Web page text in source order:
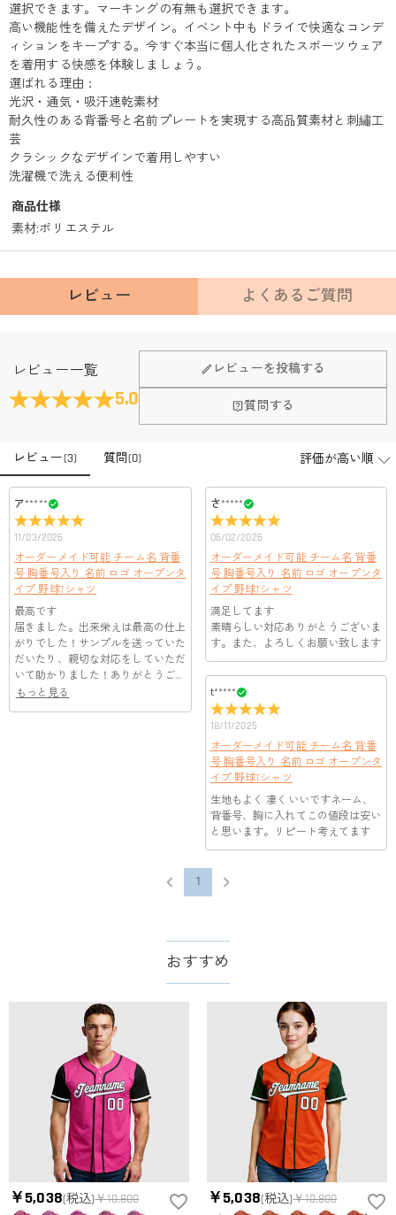
選択できます。マーキングの有無も選択できます。
高い機能性を備えたデザイン。イベント中もドライで快適なコンデ
ィションをキープする。今すぐ本当に個人化されたスポーツウェア
を着用する快感を体験しましょう。
選ばれる理由：
光沢・通気・吸汗速乾素材
耐久性のある背番号と名前プレートを実現する高品質素材と刺繡工
芸
クラシックなデザインで着用しやすい
洗濯機で洗える便利性
商品仕様
素材:ポリエステル
レビュー よくあるご質問
レビュー一覧
5.0
レビューを投稿する
質問する
レビュー(3) 質問(0)
ア*****
11/03/2026
オーダーメイド可能 チーム名 背番
号 胸番号入り 名前 ロゴ オープンタ
イプ 野球Tシャツ
最高です
届きました。出来栄えは最高の仕上
がりでした！サンプルを送っていた
だいたり、親切な対応をしていただ
いて助かりました！ありがとうござ
いました！
もっと見る
さ*****
06/02/2026
オーダーメイド可能 チーム名 背番
号 胸番号入り 名前 ロゴ オープンタ
イプ 野球Tシャツ
満足してます
素晴らしい対応ありがとうございま
す。また、よろしくお願い致します
t*****
18/11/2025
オーダーメイド可能 チーム名 背番
号 胸番号入り 名前 ロゴ オープンタ
イプ 野球Tシャツ
生地もよく 凄くいいですネーム、
背番号、胸に入れてこの値段は安い
と思います。リピート考えてます
1
Fanscheerについて
会社はどこにありますか？
本社はホンコンにあります。
店舗に費やす家賃や保険、人的労力等のコストを節約して、商
品自身が値下げできるために、現在はオンラインストアのみ運
営しております。
注文＆支払いについて
注文後に注文の内容を変更できますか？
もし注文確認メールをご確認後、注文内容に間違いでもありま
したら、至急カスタマーサポート【Eメール：
service@drawelry.jp】までご連絡ください。ご連絡頂く時に注文
番号もお送りください。
支払方法は何がありますか？
お支払い方法は、クレジットカード、コンビニ前払い、
Paypal、ApplePay、GooglePayからお選びいただけます。
支払い情報は保護されますか？
お支払い情報は高度なセキュリティで保護されております。お
客様のお支払い情報は当社のサーバーに一切保存されません。
Paypal又はクレジットカート発行会社によって処理されます。
支払い情報は保護されますか？
当社では、個人情報保護を目的としたコンプライアンスに則
り、プライバシーポリシーを定めています。お客様に安心かつ
安全にご利用いただけるよう最善の注意を払い、個人情報を厳
重に取り扱っています。 詳細はプライバシーポリシー
服＆ファッション
どうやってオリジナル服をオーダーメイドします
まずお気に入りのデザインを選んで、ページに表示した項目や
選択しを選んでから、カートに追加してご注文手続きをお願い
服の印刷に色違いが出ることがありますか？
はい。ご覧になる環境（PCのモニタやスマホの画面）、商品撮
影時の照明等によりイメージ画像が実際の商品と色味が異なる
どうやって自分に合うサイズを選びますか？
法が異なるため、サイズに1〜2cm程度の誤差がある場合がござ
円で、16,020円以上で無料になります。速達配送は送料が5,400
円になります。90,000円以上で無料になります。（一部離島や
遠方へご発送の場合、中継料が別途加算されます。）
注文した商品はいつ届きますか？
納期=製作作業時間+配送時間 受注製作品のため、ご入金を確
認してから制作となります。大量生産品ではなく、一つ一つ手
でお作りしており、予定作業時間は商品ページに記載しており
ます。 そしてご購入の際にお選び頂いた「配送方法」の選択
によって、お届け日数が異なります。詳細は配送について
でご確認ください。.
お客様が商品受け取り後、60日以内の未使用品の返品は可能で
す。受注生産品のため、返品は50%の返品手数料(材料費)が発
生致します。詳細は
キャンセル/返品についてまでご確認くだ
さい。.
おすすめ
￥5,038(税込)￥10,800 ￥5,038(税込)￥10,800